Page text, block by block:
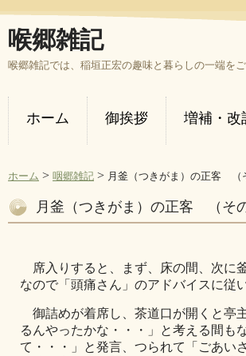
喉郷雑記
喉郷雑記では、稲垣正宏の趣味と暮らしの一端をご
ホーム 御挨拶 増補・改
ホーム > 咽郷雑記 > 月釜（つきがま）の正客 （
月釜（つきがま）の正客 （その
席入りすると、まず、床の間、次に
なので「頭痛さん」のアドバイスに従
御詰めが着席し、茶道口が開くと亭
るんやったかな・・・」と考える間も
て・・・」と発言、つられて「ごあい